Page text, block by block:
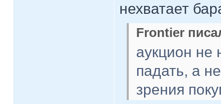
нехватает
Frontier
аукцион не
падать, а
зрения